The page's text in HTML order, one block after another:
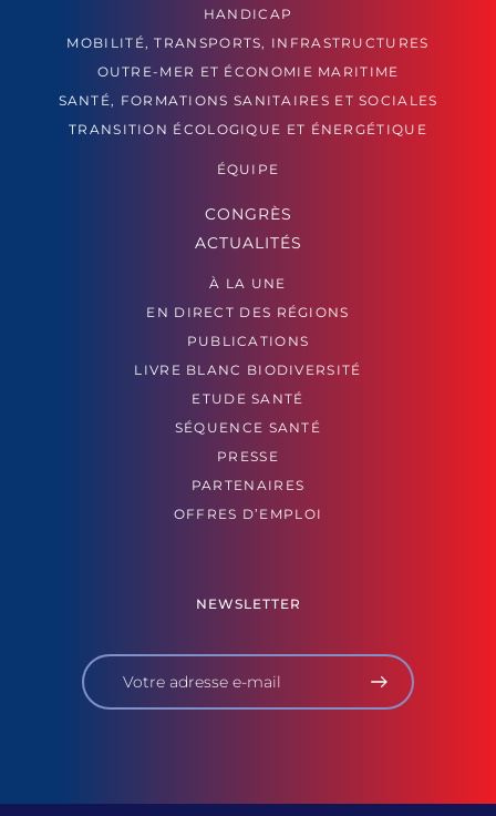
HANDICAP
MOBILITÉ, TRANSPORTS, INFRASTRUCTURES
OUTRE-MER ET ÉCONOMIE MARITIME
SANTÉ, FORMATIONS SANITAIRES ET SOCIALES
TRANSITION ÉCOLOGIQUE ET ÉNERGÉTIQUE
ÉQUIPE
CONGRÈS
ACTUALITÉS
À LA UNE
EN DIRECT DES RÉGIONS
PUBLICATIONS
LIVRE BLANC BIODIVERSITÉ
ETUDE SANTÉ
SÉQUENCE SANTÉ
PRESSE
PARTENAIRES
OFFRES D’EMPLOI
NEWSLETTER